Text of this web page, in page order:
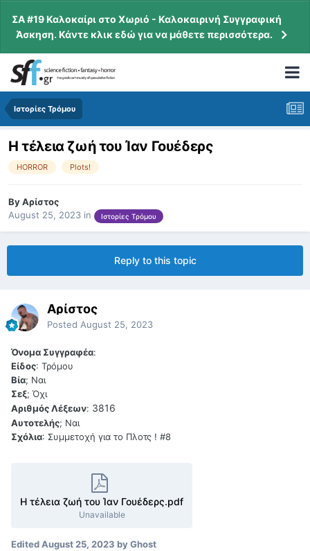
ΣΑ #19 Καλοκαίρι στο Χωριό - Καλοκαιρινή Συγγραφική
Άσκηση. Κάντε κλικ εδώ για να μάθετε περισσότερα.
Ιστορίες Τρόμου
Η τέλεια ζωή του Ίαν Γουέδερς
HORROR Plots!
ByΑρίστος
August 25, 2023 in Ιστορίες Τρόμου
Reply to this topic
Αρίστος
Posted August 25, 2023
Όνομα Συγγραφέα:
Είδος: Τρόμου
Βία; Ναι
Σεξ; Όχι
Αριθμός Λέξεων: 3816
Αυτοτελής; Ναι
Σχόλια: Συμμετοχή για το Πλοτς ! #8
Η τέλεια ζωή του Ίαν Γουέδερς.pdf
Unavailable
EditedAugust 25, 2023 by Ghost